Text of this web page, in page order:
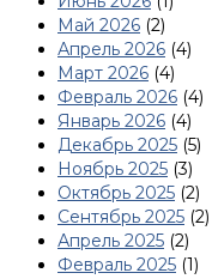
Май 2026 (2)
Апрель 2026 (4)
Март 2026 (4)
Февраль 2026 (4)
Январь 2026 (4)
Декабрь 2025 (5)
Ноябрь 2025 (3)
Октябрь 2025 (2)
Сентябрь 2025 (2)
Апрель 2025 (2)
Февраль 2025 (1)